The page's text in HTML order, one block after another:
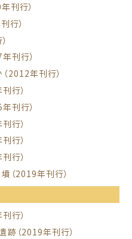
刊行）
行）
刊行）
2012年刊行）
行）
刊行）
行）
行）
行）
（2019年刊行）
行）
跡（2019年刊行）